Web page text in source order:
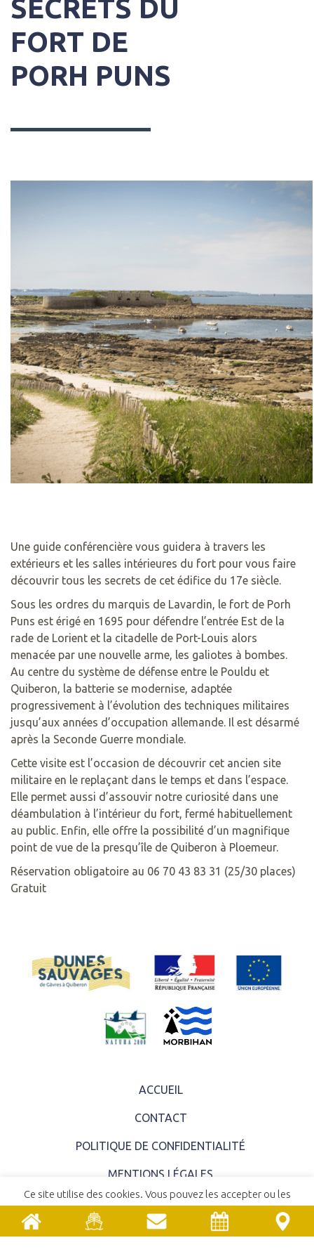
SECRETS DU
FORT DE
PORH PUNS
Une guide conférencière vous guidera à travers les
extérieurs et les salles intérieures du fort pour vous faire
découvrir tous les secrets de cet édifice du 17e siècle.
Sous les ordres du marquis de Lavardin, le fort de Porh
Puns est érigé en 1695 pour défendre l’entrée Est de la
rade de Lorient et la citadelle de Port-Louis alors
menacée par une nouvelle arme, les galiotes à bombes.
Au centre du système de défense entre le Pouldu et
Quiberon, la batterie se modernise, adaptée
progressivement à l’évolution des techniques militaires
jusqu’aux années d’occupation allemande. Il est désarmé
après la Seconde Guerre mondiale.
Cette visite est l’occasion de découvrir cet ancien site
militaire en le replaçant dans le temps et dans l’espace.
Elle permet aussi d’assouvir notre curiosité dans une
déambulation à l’intérieur du fort, fermé habituellement
au public. Enfin, elle offre la possibilité d’un magnifique
point de vue de la presqu’île de Quiberon à Ploemeur.
Réservation obligatoire au 06 70 43 83 31 (25/30 places)
Gratuit
ACCUEIL
CONTACT
POLITIQUE DE CONFIDENTIALITÉ
MENTIONS LÉGALES
COMITÉ SYNDICAL
EMPLOIS ET STAGES
Ce site utilise des cookies. Vous pouvez les accepter ou les
ACCEPTER REFUSER En savoir plus